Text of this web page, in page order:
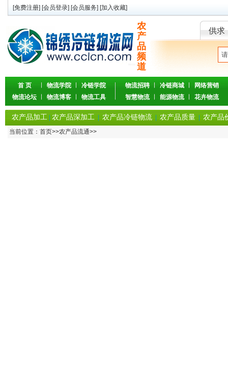
[免费注册] [会员登录] [会员服务] [加入收藏]
农
产
品
频
道
供求
首 页 物流学院
冷链学院
物流论坛
物流博客 物流工具
物流招聘 冷链商城
网络营销
智慧物流
能源物流 花卉物流
农产品加工 农产品深加工 农产品冷链物流 农产品质量 农产品
当前位置： 首页>>农产品流通>>